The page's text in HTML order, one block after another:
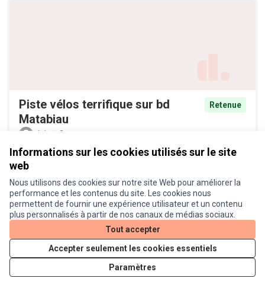
Informations sur les cookies utilisés sur le site
web
Nous utilisons des cookies sur notre site Web pour améliorer la
performance et les contenus du site. Les cookies nous
permettent de fournir une expérience utilisateur et un contenu
plus personnalisés à partir de nos canaux de médias sociaux.
Tout accepter
Accepter seulement les cookies essentiels
Paramètres
Piste vélos terrifique sur bd
Matabiau
Retenue
alain 2
Plantation d'arbres et
diversification de la palette